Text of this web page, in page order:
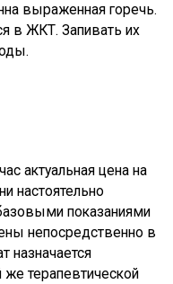
выраженная горечь.
в ЖКТ. Запивать их
актуальная цена на
настоятельно
показаниями
непосредственно в
назначается
терапевтической